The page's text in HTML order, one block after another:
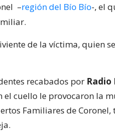
–región del Bío Bío-, el
de la víctima, quien
recabados por Radio
el cuello le provocaron la
Familiares de